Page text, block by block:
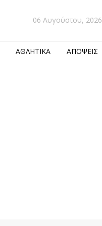
06 Αυγούστου, 2026
ΑΘΛΗΤΙΚΆ ΑΠΌΨΕΙΣ